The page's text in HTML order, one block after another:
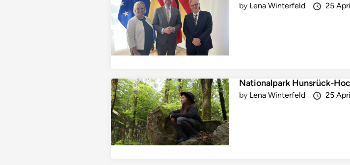
by Lena Winterfeld 25
Nationalpark Hunsrück-
by Lena Winterfeld 25